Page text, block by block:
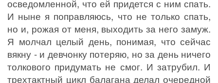
осведомленной, что ей придется с ним спать.
И ныне я поправляюсь, что не только спать,
но и, рожая от меня, выходить за него замуж.
Я молчал целый день, понимая, что сейчас
вякну - и девчонку потеряю, но за день ничего
толкового придумать не смог. И затрубил. И
трехтактный цикл балагана делал очередной